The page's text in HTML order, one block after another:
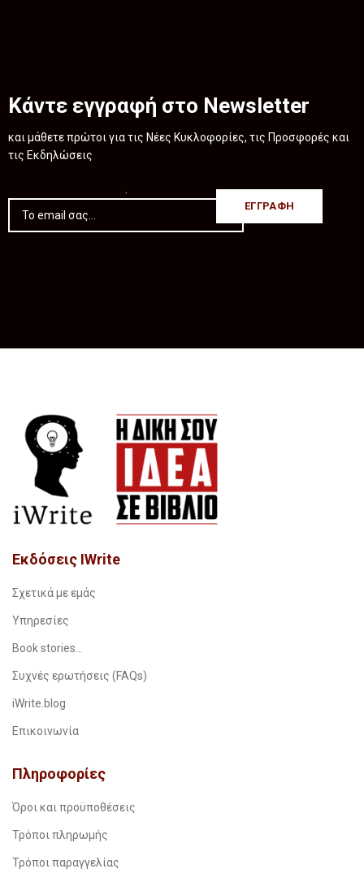
Κάντε εγγραφή στο Newsletter
και μάθετε πρώτοι για τις Νέες Κυκλοφορίες, τις Προσφορές και
τις Εκδηλώσεις
Εκδόσεις IWrite
Σχετικά με εμάς
Υπηρεσίες
Book stories…
Συχνές ερωτήσεις (FAQs)
iWrite.blog
Επικοινωνία
Πληροφορίες
Όροι και προϋποθέσεις
Τρόποι πληρωμής
Τρόποι παραγγελίας